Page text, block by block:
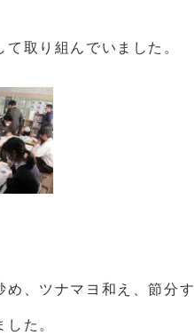
取り組んでいました。
、ツナマヨ和え、節分す
た。